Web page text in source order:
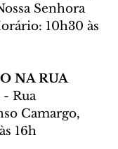
Senhora
10h30 às
NA RUA
- Rua
Camargo,
16h